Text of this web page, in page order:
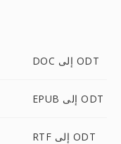
DOC إلى ODT
EPUB إلى ODT
RTF إلى ODT